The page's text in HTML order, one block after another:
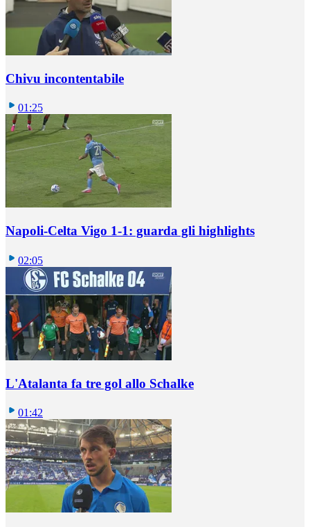
Chivu incontentabile
01:25
Napoli-Celta Vigo 1-1: guarda gli highlights
02:05
L'Atalanta fa tre gol allo Schalke
01:42